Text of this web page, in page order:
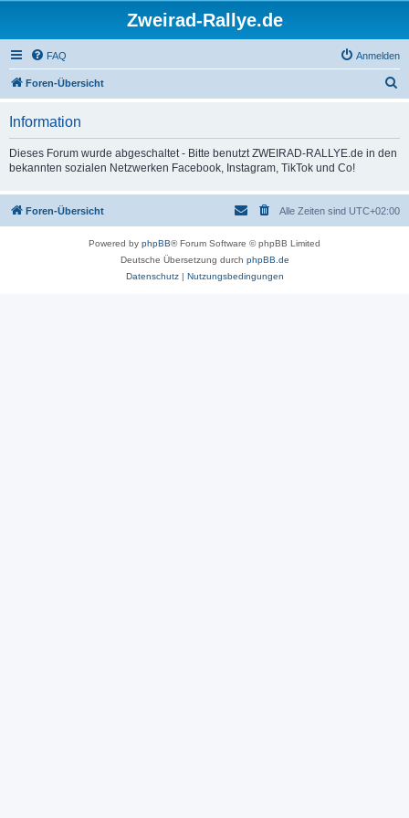
Zweirad-Rallye.de
FAQ Anmelden
Foren-Übersicht
Information
Dieses Forum wurde abgeschaltet - Bitte benutzt ZWEIRAD-RALLYE.de in den
bekannten sozialen Netzwerken Facebook, Instagram, TikTok und Co!
Foren-Übersicht Alle Zeiten sind UTC+02:00
Powered by phpBB® Forum Software © phpBB Limited
Deutsche Übersetzung durch phpBB.de
Datenschutz| Nutzungsbedingungen